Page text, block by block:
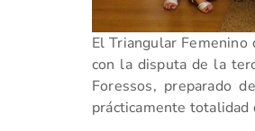
El Triangular
con la disputa de la
Foressos, preparado
prácticamente totalidad